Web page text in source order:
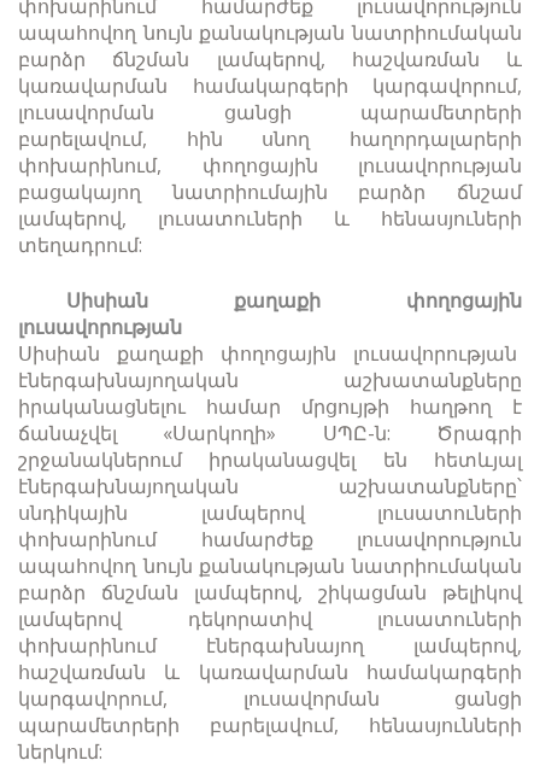
փոխարինում համարժեք լուսավորություն
ապահովող նույն քանակության նատրիումական
բարձր ճնշման լամպերով, հաշվառման և
կառավարման համակարգերի կարգավորում,
լուսավորման ցանցի պարամետրերի
բարելավում, հին սնող հաղորդալարերի
փոխարինում, փողոցային լուսավորության
բացակայող նատրիումային բարձր ճնշամ
լամպերով, լուսատուների և հենասյուների
տեղադրում:
Սիսիան քաղաքի փողոցային
լուսավորության
Սիսիան քաղաքի փողոցային լուսավորության
էներգախնայողական աշխատանքները
իրականացնելու համար մրցույթի հաղթող է
ճանաչվել «Սարկողի» ՍՊԸ-ն: Ծրագրի
շրջանակներում իրականացվել են հետևյալ
էներգախնայողական աշխատանքները՝
սնդիկային լամպերով լուսատուների
փոխարինում համարժեք լուսավորություն
ապահովող նույն քանակության նատրիումական
բարձր ճնշման լամպերով, շիկացման թելիկով
լամպերով դեկորատիվ լուսատուների
փոխարինում էներգախնայող լամպերով,
հաշվառման և կառավարման համակարգերի
կարգավորում, լուսավորման ցանցի
պարամետրերի բարելավում, հենասյունների
ներկում: